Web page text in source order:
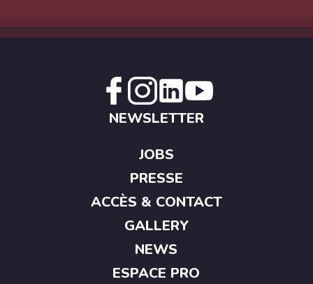
NEWSLETTER
JOBS
PRESSE
ACCÈS & CONTACT
GALLERY
NEWS
ESPACE PRO